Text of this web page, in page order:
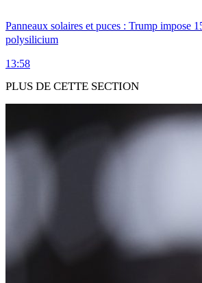
Panneaux solaires et puces : Trump impose
polysilicium
13:58
PLUS DE CETTE SECTION